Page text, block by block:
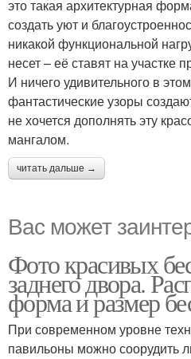
это такая архитектурная
создать уют и
никакой функциональной
несет – её ставят на участке
И ничего удивительного в
фантастические узоры
не хочется дополнять эту
мангалом.
читать дальше →
Вас может
Фото красивых
заднего двора.
форма и размер
При современном уровне
павильоны можно соорудить